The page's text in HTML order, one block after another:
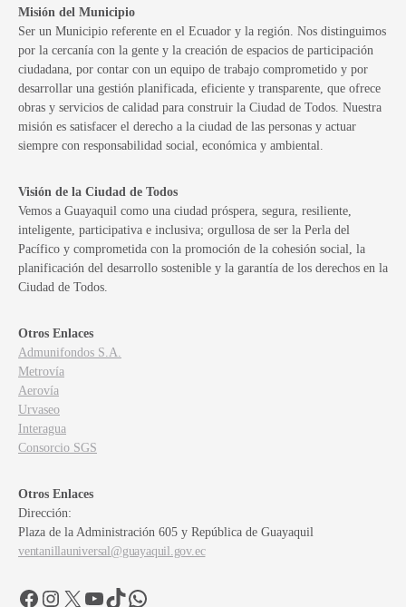
Misión del Municipio
Ser un Municipio referente en el Ecuador y la región. Nos distinguimos
por la cercanía con la gente y la creación de espacios de participación
ciudadana, por contar con un equipo de trabajo comprometido y por
desarrollar una gestión planificada, eficiente y transparente, que ofrece
obras y servicios de calidad para construir la Ciudad de Todos. Nuestra
misión es satisfacer el derecho a la ciudad de las personas y actuar
siempre con responsabilidad social, económica y ambiental.
Visión de la Ciudad de Todos
Vemos a Guayaquil como una ciudad próspera, segura, resiliente,
inteligente, participativa e inclusiva; orgullosa de ser la Perla del
Pacífico y comprometida con la promoción de la cohesión social, la
planificación del desarrollo sostenible y la garantía de los derechos en la
Ciudad de Todos.
Otros Enlaces
Admunifondos S.A.
Metrovía
Aerovía
Urvaseo
Interagua
Consorcio SGS
Otros Enlaces
Dirección:
Plaza de la Administración 605 y República de Guayaquil
ventanillauniversal@guayaquil.gov.ec
FacebookInstagram
X YouTube
TikTokWhatsApp